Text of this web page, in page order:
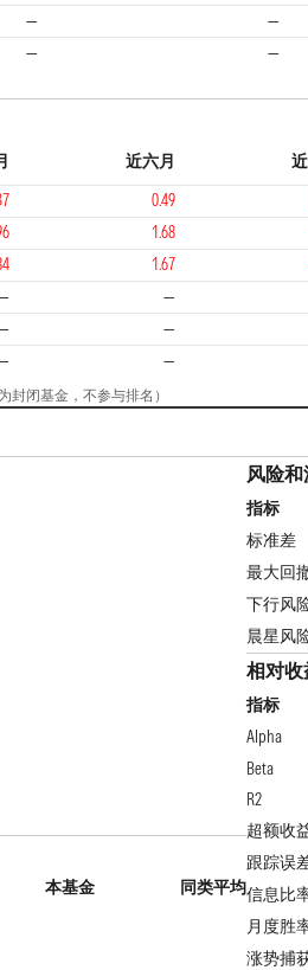
— —
— —
近六月
0.49
1.68
1.67
—
—
—
封闭基金，不参与排名）
本基金 同类平均
风险
指标
标准差
最大回
下行风
晨星风
相对收
指标
Alpha
Beta
R2
超额收
跟踪误
信息比
月度胜
涨势捕